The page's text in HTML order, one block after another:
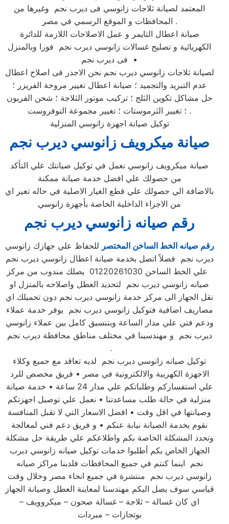
المعتمد لصيانة ثلاجات زانوسي فى ديرب نجم وغيرها من
المحافظات و الموقع الرسمي في مصر .
صيانة اعطال التايمر و عمل الاصلاحات اللازمة للدائرة
الكهربائية و تصليح غسالات زانوسي ديرب نجم فورا وبالمنزل
فى ديرب نجم •
لصيانة ثلاجات زانوسي ديرب نجم نحن الاجدر فى اصلاح اعطال
عدم التبريد والتجميد ؛ صيانة اعطال تغيير مروحة الفريزر ؛
حل مشاكل تكوين الثلج ؛ تركيب موتور الثلاجة ؛ شحن الفريون
؛ تغيير الثرموستات ؛ تغيير مجموعة النوفروست .
توكيل صيانة اجهزة زانوسي المنزلية
صيانة ميكرويف زانوسي ديرب نجم
صيانة ميكرويف زانوسي نعمل في توكيل صيانتك علي التأكد
من حصولك علي افضل خدمة صيانة ممكنة
بالاضافة الي حصولك علي قطع الغيار الاصلية في حاله تغير اي
من الاجزاء الداخلية الخاصة بأجهزة زانوسي
رقم صيانه زانوسي ديرب نجم
رقم صيانه الخط الساخن المختصر للحفاظ علي جهازك زانوسي
ديرب نجم فضلاً اتصل بخدمة صيانة اعطال زانوسي ديرب نجم
علي الخط الساخن 01220261030 يصلك مندوب من مركز
صيانه زانوسي ديرب نجم لتحديد العطل واصلاحه بالمنزل او
نقل الجهاز الى مركز خدمة زانوسي ديرب نجم دون تحميلك اي
مصاريف اضافية فتوكيل زانوسي ديرب نجم يوفر خدمة عملاء
ودعم فني علي مدار الساعة وبتنسيق كامل بين عملاء زانوسي
ديرب نجم و مهندسينا في مختلف مناطق محافظة ديرب نجم
.
توكيل صيانه زانوسي ديرب نجم لديه تعاقد مع جميع وكلاء
الاجهزة الكهربية والالكترونية في مصر • فريق مخصص للرد
علي استفساركم وطلباتكم علي مدار 24 ساعة • خدمة صيانة
منزلية في حالة طلب مساعدتنا • نعمل علي توصيل اجهزتكم
وصيانتها في اقل وقت • افضل الاسعار التي لا تقبل المنافسة
نقوم بخدمة الصيانة نيابة عنكم • و فريق دعم فني لمعالجة
وتحدد المشكلة الخاصة بكم واطلاعكم علي طريقة حل مشكلة
الجهاز الخاص بكم أطلبوا خدمات توكيل صيانه زانوسي ديرب
نجم اينما كنتم في جميع المحافظات فلدينا مراكز صيانه
زانوسي ديرب نجم منتشرة في جميع انحاء مصر وخلال وقت
قياسي سوف يصل اليكم مهندسنا لمعاينة العطل وصيانة الجهاز
اي كان غسالة – ثلاجة – غسالة صحون – ميكروويف –
بوتجازات – مبردات